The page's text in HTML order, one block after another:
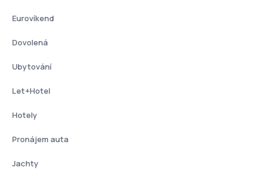
Eurovíkend
Dovolená
Ubytování
Let+Hotel
Hotely
Pronájem auta
Jachty